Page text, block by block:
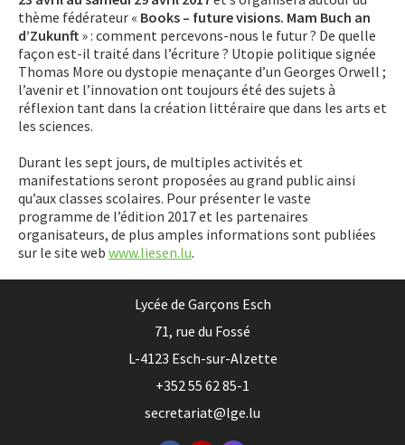
thème fédérateur « Books – future visions. Mam Buch an
d’Zukunft » : comment percevons-nous le futur ? De quelle
façon est-il traité dans l’écriture ? Utopie politique signée
Thomas More ou dystopie menaçante d’un Georges Orwell ;
l’avenir et l’innovation ont toujours été des sujets à
réflexion tant dans la création littéraire que dans les arts et
les sciences.
Durant les sept jours, de multiples activités et
manifestations seront proposées au grand public ainsi
qu’aux classes scolaires. Pour présenter le vaste
programme de l’édition 2017 et les partenaires
organisateurs, de plus amples informations sont publiées
sur le site web www.liesen.lu.
Lycée de Garçons Esch
71, rue du Fossé
L-4123 Esch-sur-Alzette
+352 55 62 85-1
secretariat@lge.lu